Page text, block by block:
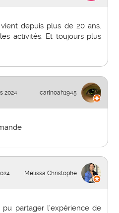
depuis plus de 20 ans.
activités. Et toujours plus
2024 carlnoah1945
Mélissa Christophe
pu partager l’expérience de